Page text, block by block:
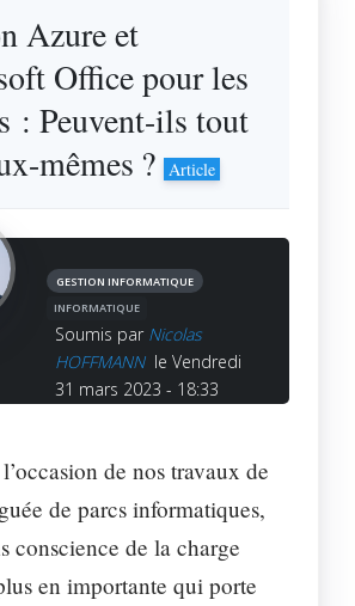
Azure et
Office pour les
: Peuvent-ils tout
mêmes ?
Article
GESTION INFORMATIQUE
INFORMATIQUE
Soumis par Nicolas
HOFFMANN le Vendredi
31 mars 2023 - 18:33
de nos travaux de
de parcs informatiques,
conscience de la charge
en importante qui porte